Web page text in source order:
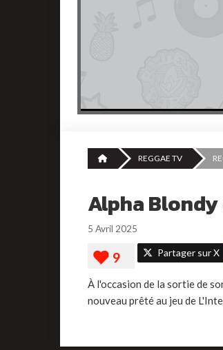
REGGAE TV
Alpha
5 Avril 2025
Partager sur X
À l'occasion de la sortie de
nouveau prêté au jeu de